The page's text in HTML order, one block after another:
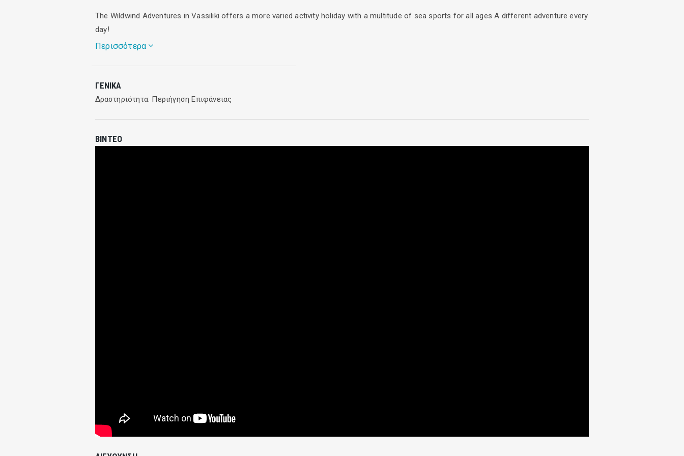
The Wildwind Adventures in Vassiliki offers a more varied activity holiday with a multitude of sea sports for all ages A different adventure every
day!
Περισσότερα
adventure!
ΓΕΝΙΚΆ
Δραστηριότητα: Περιήγηση Επιφάνειας
ΒΊΝΤΕΟ